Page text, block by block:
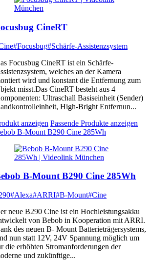
CineRT
#Focusbug#Schärfe-Assistenzsystem
Focusbug CineRT ist ein Schärfe-
welches an der Kamera
wird und konstant die Entfernung zum
misst.Das CineRT besteht aus 4
Ultraschall Basiseinheit (Sender)
High-Bright Entfernun...
anzeigen Passende Produkte anzeigen
B-Mount B290 Cine 285Wh
B-Mount B290 Cine 285Wh
#Alexa#ARRI#B-Mount#Cine
neue B290 Cine ist ein Hochleistungsakku
von Bebob in Kooperation mit ARRI.
des neuen B- Mount Batterieträgersystems,
nun statt 12V, 24V Spannung möglich um
die erhöhten Stromanforderungen der
und zukünftige...